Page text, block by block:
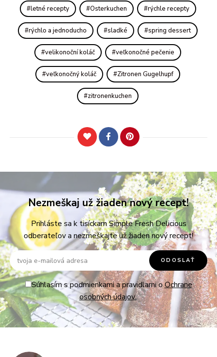
letné recepty Osterkuchen rýchle recepty
rýchlo a jednoducho sladké spring dessert
velikonoční koláč veľkonočné pečenie
veľkonočný koláč Zitronen Gugelhupf
zitronenkuchen
Nezmeškaj už žiaden nový recept!
Prihláste sa k tisíckam Simple Fresh Delicious
odberateľov a nezmeškajte už žiaden nový recept!
Súhlasím s podmienkami a pravidlami oOchrane
osobných údajov..